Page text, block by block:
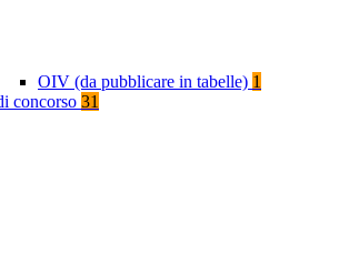
OIV (da pubblicare in tabelle) 1
concorso 31